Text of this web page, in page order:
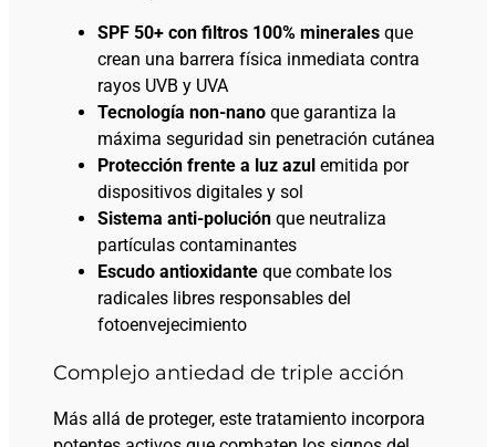
SPF 50+ con filtros 100% minerales que
crean una barrera física inmediata contra
rayos UVB y UVA
Tecnología non-nano que garantiza la
máxima seguridad sin penetración cutánea
Protección frente a luz azul emitida por
dispositivos digitales y sol
Sistema anti-polución que neutraliza
partículas contaminantes
Escudo antioxidante que combate los
radicales libres responsables del
fotoenvejecimiento
Complejo antiedad de triple acción
Más allá de proteger, este tratamiento incorpora